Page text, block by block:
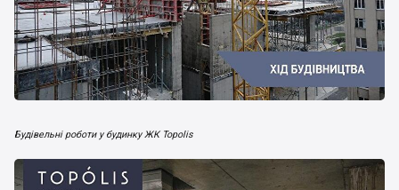
Будівельні роботи у будинку ЖК Topolis